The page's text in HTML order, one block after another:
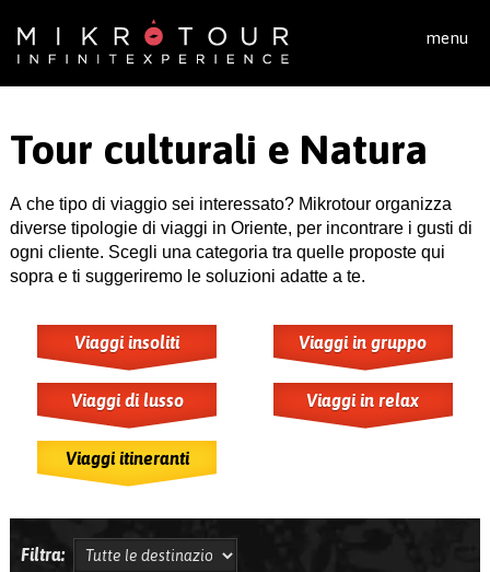
menu
Tour culturali e Natura
A che tipo di viaggio sei interessato? Mikrotour organizza
diverse tipologie di viaggi in Oriente, per incontrare i gusti di
ogni cliente. Scegli una categoria tra quelle proposte qui
sopra e ti suggeriremo le soluzioni adatte a te.
Viaggi insoliti Viaggi in gruppo
Viaggi di lusso Viaggi in relax
Viaggi itineranti
Filtra: